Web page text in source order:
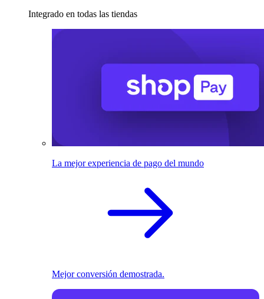
Integrado en todas las tiendas
La mejor experiencia de pago del mundo
Mejor conversión demostrada.